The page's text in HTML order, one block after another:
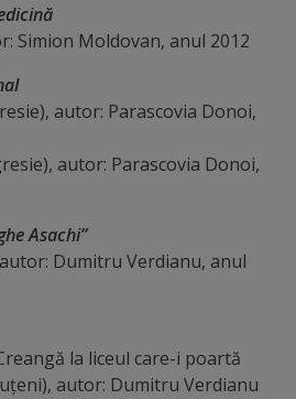
Simion Moldovan, anul 2012
autor: Parascovia Donoi,
autor: Parascovia Donoi,
Asachi”
Dumitru Verdianu, anul
la liceul care-i poartă
autor: Dumitru Verdianu